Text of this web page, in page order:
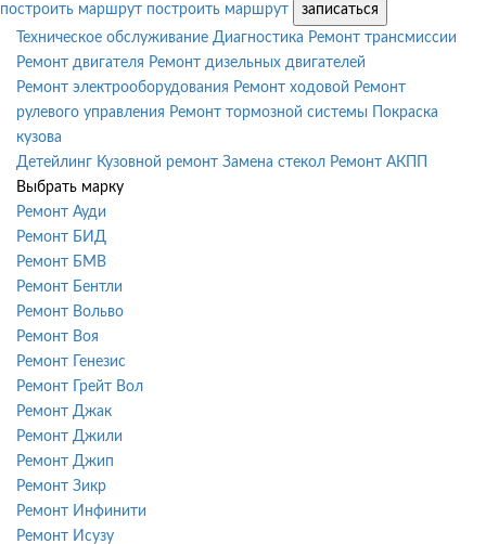
построить маршрут построить маршрут
записаться
Техническое обслуживание Диагностика Ремонт трансмиссии
Ремонт двигателя Ремонт дизельных двигателей
Ремонт электрооборудования Ремонт ходовой Ремонт
рулевого управления Ремонт тормозной системы
Покраска
кузова
Детейлинг Кузовной ремонт Замена стекол Ремонт АКПП
Выбрать марку
Ремонт Ауди
Ремонт БИД
Ремонт БМВ
Ремонт Бентли
Ремонт Вольво
Ремонт Воя
Ремонт Генезис
Ремонт Грейт Вол
Ремонт Джак
Ремонт Джили
Ремонт Джип
Ремонт Зикр
Ремонт Инфинити
Ремонт Исузу